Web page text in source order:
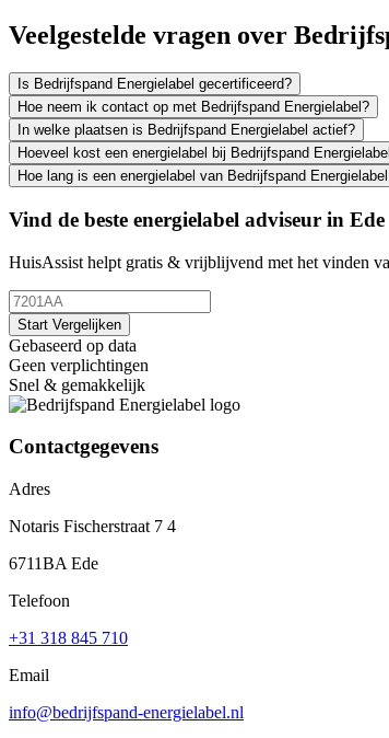
Veelgestelde vragen over
Is Bedrijfspand Energielabel gecertificeerd?
Hoe neem ik contact op met Bedrijfspand Energielabel?
In welke plaatsen is Bedrijfspand Energielabel actief?
Hoeveel kost een energielabel bij Bedrijfspand
Hoe lang is een energielabel van Bedrijfspand
Vind de beste energielabel adviseur in Ede
HuisAssist helpt gratis & vrijblijvend met het vinden
Start Vergelijken
Gebaseerd op data
Geen verplichtingen
Snel & gemakkelijk
Contactgegevens
Adres
Notaris Fischerstraat 7 4
6711BA Ede
Telefoon
+31 318 845 710
Email
info@bedrijfspand-energielabel.nl